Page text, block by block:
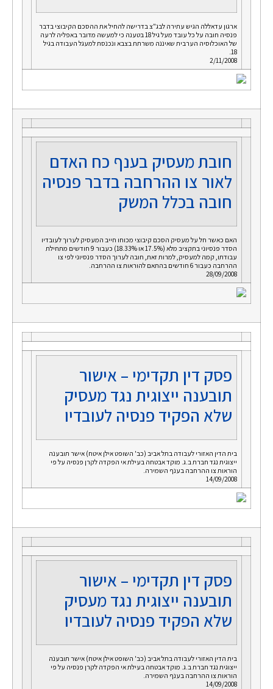
ארגון עדאללה הגיש עתירה לבג"צ בדרישה להחיל את ההסכם הקיבוצי בדבר
פנסיה חובה על כל עובד מעל גיל 18 בטענה כי למעשה מדובר באפליה לרעה
של האוכלוסיה הערבית שאיננה משרתת בצבא ונכנסת למעגל העבודה בגיל
18.
2/11/2008
חובת מעסיק בענף כח האדם
לאור צו ההרחבה בדבר פנסיה
חובה בכלל המשק
האם כאשר חל על מעסיק הסכם קיבוצי מכוחו חייב המעסיק לערוך לעובדיו
הסדר פנסיוני בתקציב מלא (17.5% או 18.33%) כעבור 9 חודשים מתחילת
עבודתו, קמה למעסיק, למרות זאת, חובה לערוך הסדר פנסיוני לפי צו
ההרחבה כעבור 6 חודשים בהתאם להוראות צו ההרחבה.
28/09/2008
פסק דין תקדימי – אישור
תובענה ייצוגית נגד מעסיק
שלא הפקיד פנסיה לעובדיו
בית הדין האזורי לעבודה בתל אביב (כב' השופט אילן איטח) אישר תובענה
ייצוגית נגד חברת ב.ג. מוקד אבטחה בעילת אי הפקדה לקרן פנסיה על פי
הוראות צו ההרחבה בענף השמירה.
14/09/2008
פסק דין תקדימי – אישור
תובענה ייצוגית נגד מעסיק
שלא הפקיד פנסיה לעובדיו
בית הדין האזורי לעבודה בתל אביב (כב' השופט אילן איטח) אישר תובענה
ייצוגית נגד חברת ב.ג. מוקד אבטחה בעילת אי הפקדה לקרן פנסיה על פי
הוראות צו ההרחבה בענף השמירה.
14/09/2008